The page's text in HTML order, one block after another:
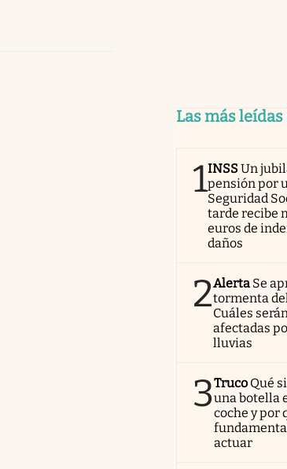
Las más
1INSSUn
pensión por
Seguridad
tarde recibe
euros de
daños
2Alerta Se
tormenta
Cuáles
afectadas
lluvias
3Truco Qué
una botella
coche y por
actuar